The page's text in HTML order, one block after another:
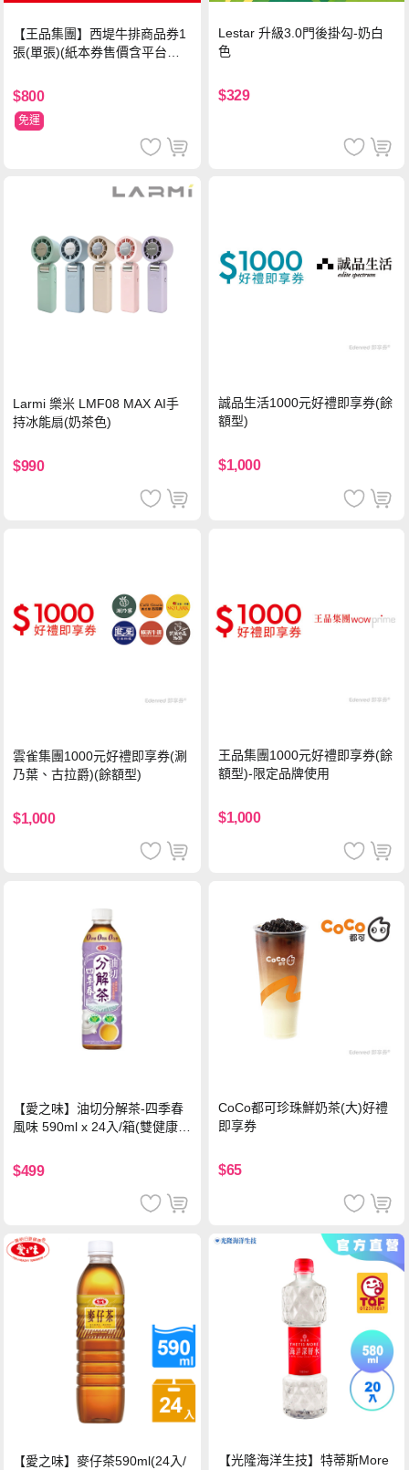
【王品集團】西堤牛排商品券1
張(單張)(紙本券售價含平台物
$800
免運
Lestar 升級3.0門後掛勾-奶白
色
$329
Larmi 樂米 LMF08 MAX AI手
持冰能扇(奶茶色)
$990
誠品生活1000元好禮即享券(餘
額型)
$1,000
雲雀集團1000元好禮即享券(涮
乃葉、古拉爵)(餘額型)
$1,000
王品集團1000元好禮即享券(餘
額型)-限定品牌使用
$1,000
【愛之味】油切分解茶-四季春
風味 590ml x 24入/箱(雙健康認
$499
CoCo都可珍珠鮮奶茶(大)好禮
即享券
$65
【愛之味】麥仔茶590ml(24入/
【光隆海洋生技】特蒂斯More